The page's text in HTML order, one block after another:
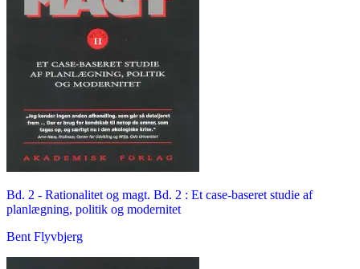
Bd. 2 - Rationalitet og magt. Bd. 2 : Et case-baseret studie af
planlægning, politik og modernitet
Bent Flyvbjerg